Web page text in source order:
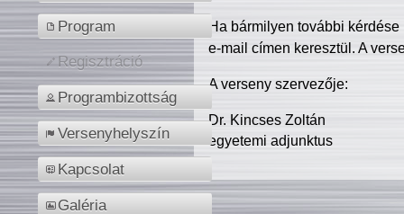
Program
Regisztráció
Programbizottság
Versenyhelyszín
Kapcsolat
Galéria
Ha bármilyen további
e-mail címen keresztül. A
A verseny szervezője:
Dr. Kincses Zoltán
egyetemi adjunktus